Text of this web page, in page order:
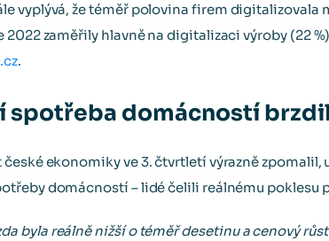
vyplývá, že téměř polovina firem
2022 zaměřily hlavně na digitalizaci výroby (22
.
spotřeba domácností
ekonomiky ve 3. čtvrtletí výrazně zpomalil,
domácností – lidé čelili reálnému poklesu
byla reálně nižší o téměř desetinu a cenový